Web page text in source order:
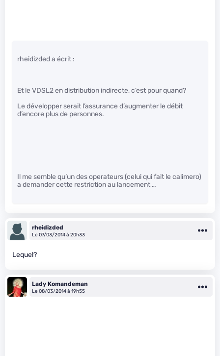
rheidizded a écrit :
Et le VDSL2 en distribution indirecte, c’est pour quand?
Le développer serait l’assurance d’augmenter le débit
d’encore plus de personnes.
Il me semble qu’un des operateurs (celui qui fait le calimero)
a demander cette restriction au lancement …
rheidizded
Le 07/03/2014 à 20h33
Lequel?
Lady Komandeman
Le 08/03/2014 à 19h55